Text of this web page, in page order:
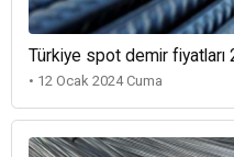
Türkiye spot demir fiyatları
• 12 Ocak 2024 Cuma